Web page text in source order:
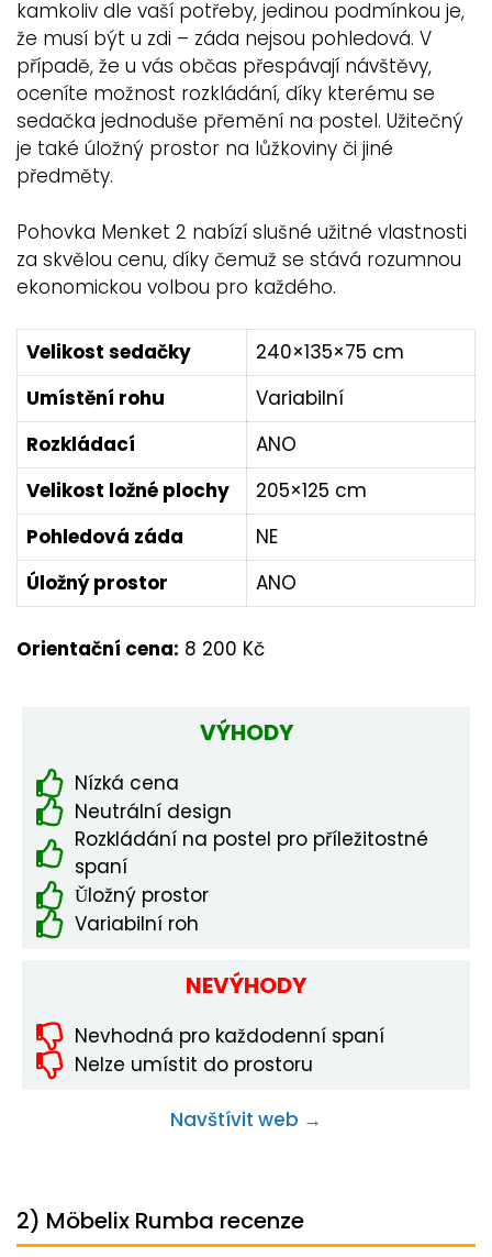
kamkoliv dle vaší potřeby, jedinou podmínkou je,
že musí být u zdi – záda nejsou pohledová. V
případě, že u vás občas přespávají návštěvy,
oceníte možnost rozkládání, díky kterému se
sedačka jednoduše přemění na postel. Užitečný
je také úložný prostor na lůžkoviny či jiné
předměty.
Pohovka Menket 2 nabízí slušné užitné vlastnosti
za skvělou cenu, díky čemuž se stává rozumnou
ekonomickou volbou pro každého.
Velikost sedačky
240×135×75 cm
Umístění rohu
Variabilní
Rozkládací
ANO
Velikost ložné plochy
205×125 cm
Pohledová záda
NE
Úložný prostor
ANO
Orientační cena: 8 200 Kč
VÝHODY
Nízká cena
Neutrální design
Rozkládání na postel pro příležitostné
spaní
Ǔložný prostor
Variabilní roh
NEVÝHODY
Nevhodná pro každodenní spaní
Nelze umístit do prostoru
Navštívit web →
2) Möbelix Rumba recenze